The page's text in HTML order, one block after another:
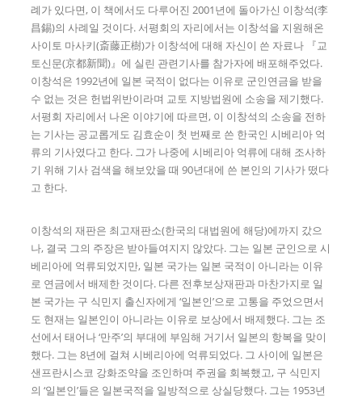
례가 있다면, 이 책에서도 다루어진 2001년에 돌아가신 이창석(李
昌錫)의 사례일 것이다. 서평회의 자리에서는 이창석을 지원해온
사이토 마사키(斎藤正樹)가 이창석에 대해 자신이 쓴 자료나 『교
토신문(京都新聞)』에 실린 관련기사를 참가자에 배포해주었다.
이창석은 1992년에 일본 국적이 없다는 이유로 군인연금을 받을
수 없는 것은 헌법위반이라며 교토 지방법원에 소송을 제기했다.
서평회 자리에서 나온 이야기에 따르면, 이 이창석의 소송을 전하
는 기사는 공교롭게도 김효순이 첫 번째로 쓴 한국인 시베리아 억
류의 기사였다고 한다. 그가 나중에 시베리아 억류에 대해 조사하
기 위해 기사 검색을 해보았을 때 90년대에 쓴 본인의 기사가 떴다
고 한다.
이창석의 재판은 최고재판소(한국의 대법원에 해당)에까지 갔으
나, 결국 그의 주장은 받아들여지지 않았다. 그는 일본 군인으로 시
베리아에 억류되었지만, 일본 국가는 일본 국적이 아니라는 이유
로 연금에서 배제한 것이다. 다른 전후보상재판과 마찬가지로 일
본 국가는 구 식민지 출신자에게 ‘일본인’으로 고통을 주었으면서
도 현재는 일본인이 아니라는 이유로 보상에서 배제했다. 그는 조
선에서 태어나 ‘만주’의 부대에 부임해 거기서 일본의 항복을 맞이
했다. 그는 8년에 걸쳐 시베리아에 억류되었다. 그 사이에 일본은
샌프란시스코 강화조약을 조인하며 주권을 회복했고, 구 식민지
의 ‘일본인’들은 일본국적을 일방적으로 상실당했다. 그는 1953년